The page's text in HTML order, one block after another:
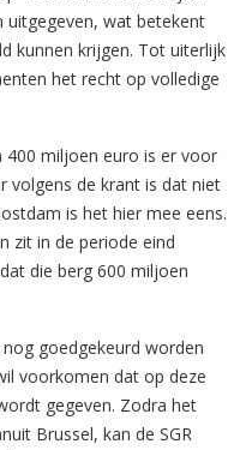
uitgegeven, wat betekent
kunnen krijgen. Tot uiterlijk
het recht op volledige
400 miljoen euro is er voor
volgens de krant is dat niet
is het hier mee eens.
zit in de periode eind
die berg 600 miljoen
goedgekeurd worden
voorkomen dat op deze
gegeven. Zodra het
Brussel, kan de SGR